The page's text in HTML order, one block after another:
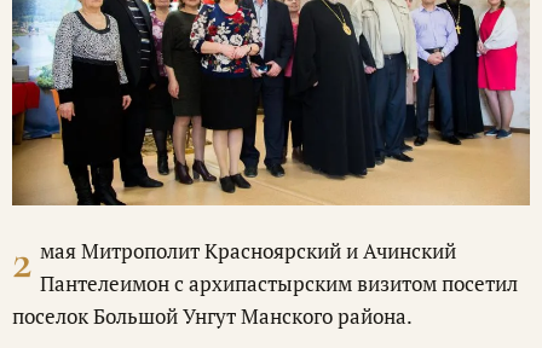
2 мая Митрополит Красноярский и Ачинский
Пантелеимон с архипастырским визитом посетил
поселок Большой Унгут Манского района.